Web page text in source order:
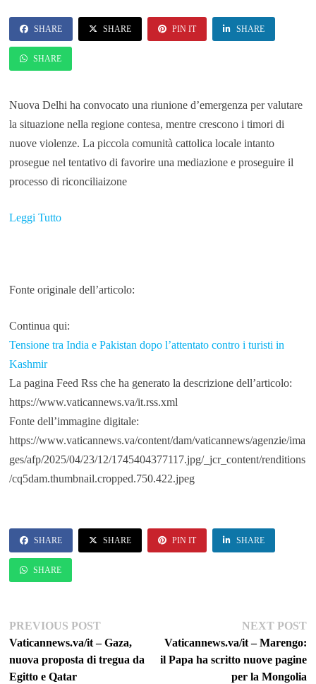
SHARE SHARE PIN IT SHARE
SHARE
Nuova Delhi ha convocato una riunione d’emergenza per valutare
la situazione nella regione contesa, mentre crescono i timori di
nuove violenze. La piccola comunità cattolica locale intanto
prosegue nel tentativo di favorire una mediazione e proseguire il
processo di riconciliaizone
Leggi Tutto
Fonte originale dell’articolo:
Continua qui:
Tensione tra India e Pakistan dopo l’attentato contro i turisti in
Kashmir
La pagina Feed Rss che ha generato la descrizione dell’articolo:
https://www.vaticannews.va/it.rss.xml
Fonte dell’immagine digitale:
https://www.vaticannews.va/content/dam/vaticannews/agenzie/ima
ges/afp/2025/04/23/12/1745404377117.jpg/_jcr_content/renditions
/cq5dam.thumbnail.cropped.750.422.jpeg
SHARE SHARE PIN IT SHARE
SHARE
Navigazione
articoli
PREVIOUS POSTPrevious
post:
Vaticannews.va/it – Gaza,
nuova proposta di tregua da
Egitto e Qatar
NEXT POST
Vaticannews.va/it – Marengo:
il Papa ha scritto nuove pagine
per la Mongolia